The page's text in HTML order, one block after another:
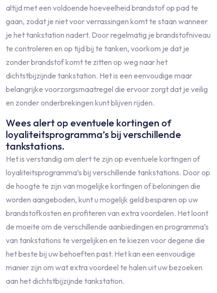
altijd met een voldoende hoeveelheid brandstof op pad te
gaan, zodat je niet voor verrassingen komt te staan wanneer
je het tankstation nadert. Door regelmatig je brandstofniveau
te controleren en op tijd bij te tanken, voorkom je dat je
zonder brandstof komt te zitten op weg naar het
dichtstbijzijnde tankstation. Het is een eenvoudige maar
belangrijke voorzorgsmaatregel die ervoor zorgt dat je veilig
en zonder onderbrekingen kunt blijven rijden.
Wees alert op eventuele kortingen of
loyaliteitsprogramma’s bij verschillende
tankstations.
Het is verstandig om alert te zijn op eventuele kortingen of
loyaliteitsprogramma’s bij verschillende tankstations. Door op
de hoogte te zijn van mogelijke kortingen of beloningen die
worden aangeboden, kunt u mogelijk geld besparen op uw
brandstofkosten en profiteren van extra voordelen. Het loont
de moeite om de verschillende aanbiedingen en programma’s
van tankstations te vergelijken en te kiezen voor degene die
het beste bij uw behoeften past. Het kan een eenvoudige
manier zijn om wat extra voordeel te halen uit uw bezoeken
aan het dichtstbijzijnde tankstation.